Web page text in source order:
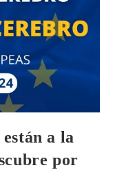
a la
por